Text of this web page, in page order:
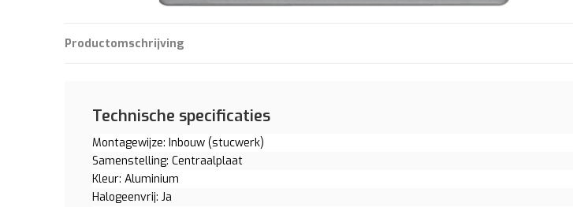
Productomschrijving
Technische specificaties
Montagewijze: Inbouw (stucwerk)
Samenstelling: Centraalplaat
Kleur: Aluminium
Halogeenvrij: Ja